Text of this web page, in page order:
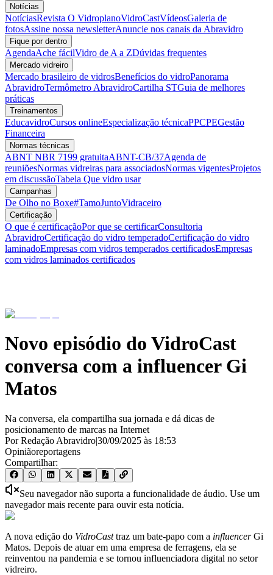
Notícias
NotíciasRevista O VidroplanoVidroCastVídeosGaleria de
fotosAssine nossa newsletterAnuncie nos canais da Abravidro
Fique por dentro
AgendaAche fácilVidro de A a ZDúvidas frequentes
Mercado vidreiro
Mercado brasileiro de vidrosBenefícios do vidroPanorama
AbravidroTermômetro AbravidroCartilha STGuia de melhores
práticas
Treinamentos
EducavidroCursos onlineEspecialização técnicaPPCPEGestão
Financeira
Normas técnicas
ABNT NBR 7199 gratuitaABNT-CB/37Agenda de
reuniõesNormas vidreiras para associadosNormas vigentesProjetos
em discussãoTabela Que vidro usar
Campanhas
De Olho no Boxe#TamoJuntoVidraceiro
Certificação
O que é certificaçãoPor que se certificarConsultoria
AbravidroCertificação do vidro temperadoCertificação do vidro
laminadoEmpresas com vidros temperados certificadosEmpresas
com vidros laminados certificados
Novo episódio do VidroCast
conversa com a influencer Gi
Matos
Na conversa, ela compartilha sua jornada e dá dicas de
posicionamento de marcas na Internet
Por Redação Abravidro|30/09/2025 às 18:53
Opiniãoreportagens
Compartilhar:
Seu navegador não suporta a funcionalidade de áudio. Use um
navegador mais recente para ouvir esta notícia.
A nova edição do VidroCasttraz um bate-papo com a influencerGi
Matos. Depois de atuar em uma empresa de ferragens, ela se
reinventou na pandemia e se tornou influenciadora digital no setor
vidreiro.